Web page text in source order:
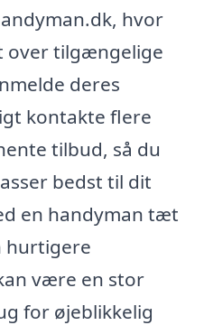
hvor
over tilgængelige
deres
kontakte flere
tilbud, så du
bedst til dit
en handyman tæt
hurtigere
være en stor
for øjeblikkelig